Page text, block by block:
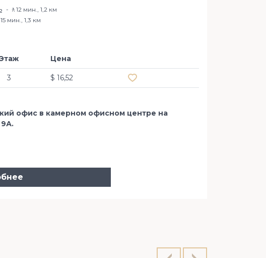
🚶12 мин., 1,2 км
мин., 1,3 км
3
Цена
$ 16,52
офис в камерном офисном центре на
9А.